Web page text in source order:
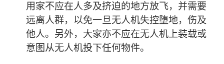
用家不应在人多及挤迫的地方放飞，并需要
远离人群，以免一旦无人机失控堕地，伤及
他人。另外，大家亦不应在无人机上装载或
意图从无人机投下任何物件。